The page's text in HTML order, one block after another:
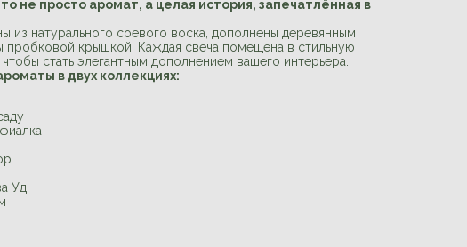
не просто аромат, а целая история, запечатлённая в
из натурального соевого воска, дополнены деревянным
пробковой крышкой. Каждая свеча помещена в стильную
стать элегантным дополнением вашего интерьера.
в двух коллекциях:
Уд